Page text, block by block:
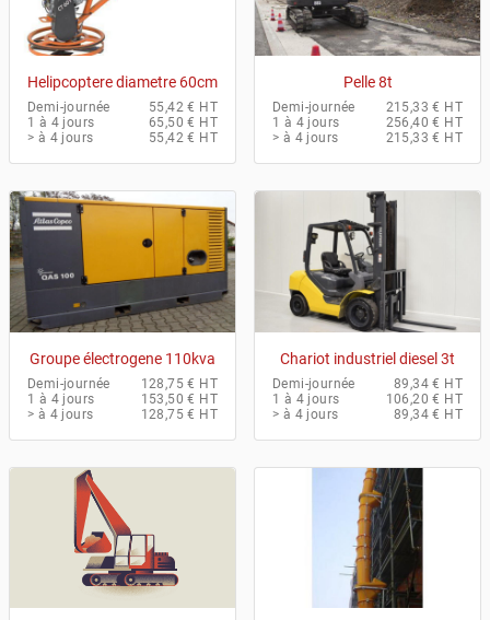
Helipcoptere diametre 60cm
Demi-journée
1 à 4 jours
> à 4 jours
55,42 € HT
65,50 € HT
55,42 € HT
Pelle 8t
Demi-journée
1 à 4 jours
> à 4 jours
215,33 € HT
256,40 € HT
215,33 € HT
Groupe électrogene 110kva
Demi-journée
1 à 4 jours
> à 4 jours
128,75 € HT
153,50 € HT
128,75 € HT
Chariot industriel diesel 3t
Demi-journée
1 à 4 jours
> à 4 jours
89,34 € HT
106,20 € HT
89,34 € HT